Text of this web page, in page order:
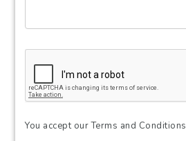
You accept ourTerms and Conditions